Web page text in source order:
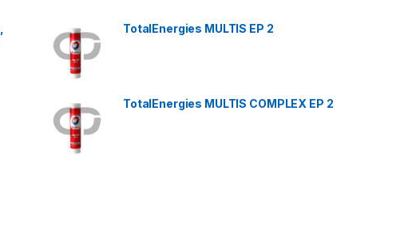
TotalEnergies MULTIS EP 2
TotalEnergies MULTIS COMPLEX EP 2